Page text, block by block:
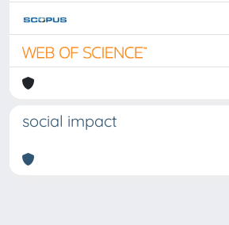
social impact